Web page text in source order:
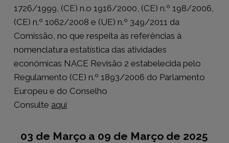
1726/1999, (CE) n.o 1916/2000, (CE) n.º 198/2006,
(CE) n.º 1062/2008 e (UE) n.º 349/2011 da
Comissão, no que respeita às referências à
nomenclatura estatística das atividades
económicas NACE Revisão 2 estabelecida pelo
Regulamento (CE) n.º 1893/2006 do Parlamento
Europeu e do Conselho
Consulte aqui
03 de Março a 09 de Março de 2025